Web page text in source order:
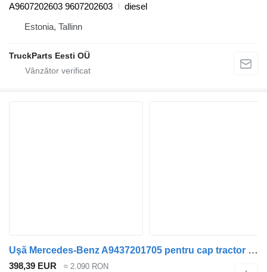
A9607202603 9607202603
diesel
Estonia, Tallinn
TruckParts Eesti OÜ
Uşă Mercedes-Benz A9437201705 pentru cap tractor Mercedes-Benz Axor, Actros MP1, MP2, MP3 (1996-2014)
398,39 EUR ≈ 2.090 RON